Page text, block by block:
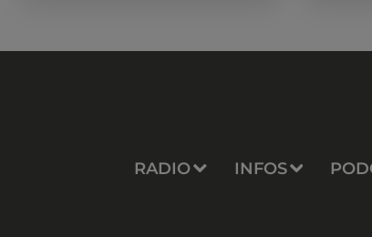
RADIO INFOS